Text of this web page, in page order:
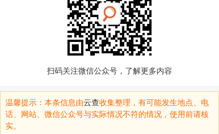
扫码关注微信公众号，了解更多内容
温馨提示：本条信息由云查收集整理，有可能发生地点、电
话、网站、微信公众号与实际情况不符的情况，使用前请核
实。